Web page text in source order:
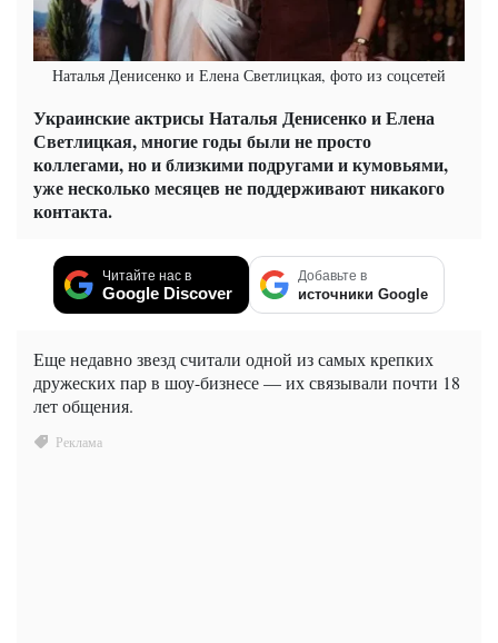
Наталья Денисенко и Елена Светлицкая, фото из соцсетей
Украинские актрисы Наталья Денисенко и Елена
Светлицкая, многие годы были не просто
коллегами, но и близкими подругами и кумовьями,
уже несколько месяцев не поддерживают никакого
контакта.
Читайте нас в
Google Discover
Добавьте в
источники Google
Еще недавно звезд считали одной из самых крепких
дружеских пар в шоу-бизнесе — их связывали почти 18
лет общения.